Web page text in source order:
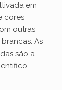
em
cores
outras
As
são a